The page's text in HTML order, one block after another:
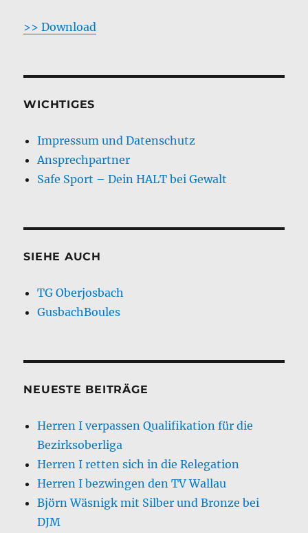
>> Download
WICHTIGES
Impressum und Datenschutz
Ansprechpartner
Safe Sport – Dein HALT bei Gewalt
SIEHE AUCH
TG Oberjosbach
GusbachBoules
NEUESTE BEITRÄGE
Herren I verpassen Qualifikation für die
Bezirksoberliga
Herren I retten sich in die Relegation
Herren I bezwingen den TV Wallau
Björn Wäsnigk mit Silber und Bronze bei
DJM